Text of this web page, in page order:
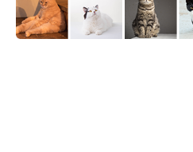
※アンケートコメントは飼い主さ
のです。